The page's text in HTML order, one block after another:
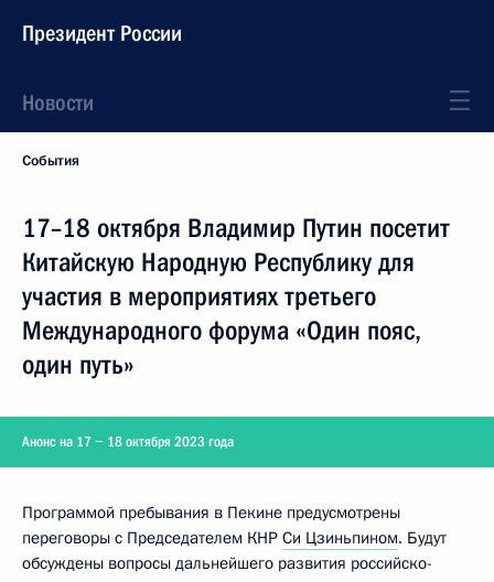
Президент России
Новости
События
17–18 октября Владимир Путин посетит
Китайскую Народную Республику для
участия в мероприятиях третьего
Международного форума «Один пояс,
один путь»
Анонс на 17 − 18 октября 2023 года
Программой пребывания в Пекине предусмотрены
переговоры с Председателем КНР Си Цзиньпином. Будут
обсуждены вопросы дальнейшего развития российско-